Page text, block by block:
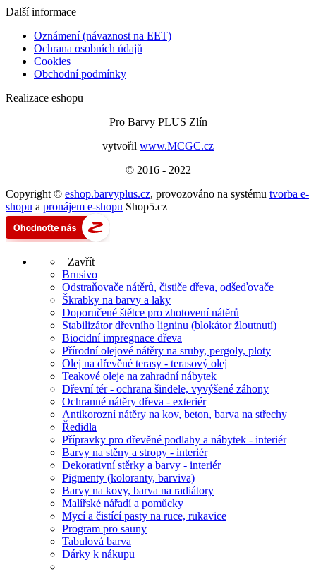
Další informace
Oznámení (návaznost na EET)
Ochrana osobních údajů
Cookies
Obchodní podmínky
Realizace eshopu
Pro Barvy PLUS Zlín
vytvořil www.MCGC.cz
© 2016 - 2022
Copyright © eshop.barvyplus.cz, provozováno na systému tvorba e-
shopu a pronájem e-shopu Shop5.cz
Zavřít
Brusivo
Odstraňovače nátěrů, čističe dřeva, odšeďovače
Škrabky na barvy a laky
Doporučené štětce pro zhotovení nátěrů
Stabilizátor dřevního ligninu (blokátor žloutnutí)
Biocidní impregnace dřeva
Přírodní olejové nátěry na sruby, pergoly, ploty
Olej na dřevěné terasy - terasový olej
Teakové oleje na zahradní nábytek
Dřevní tér - ochrana šindele, vyvýšené záhony
Ochranné nátěry dřeva - exteriér
Antikorozní nátěry na kov, beton, barva na střechy
Ředidla
Přípravky pro dřevěné podlahy a nábytek - interiér
Barvy na stěny a stropy - interiér
Dekorativní stěrky a barvy - interiér
Pigmenty (koloranty, barviva)
Barvy na kovy, barva na radiátory
Malířské nářadí a pomůcky
Mycí a čistící pasty na ruce, rukavice
Program pro sauny
Tabulová barva
Dárky k nákupu